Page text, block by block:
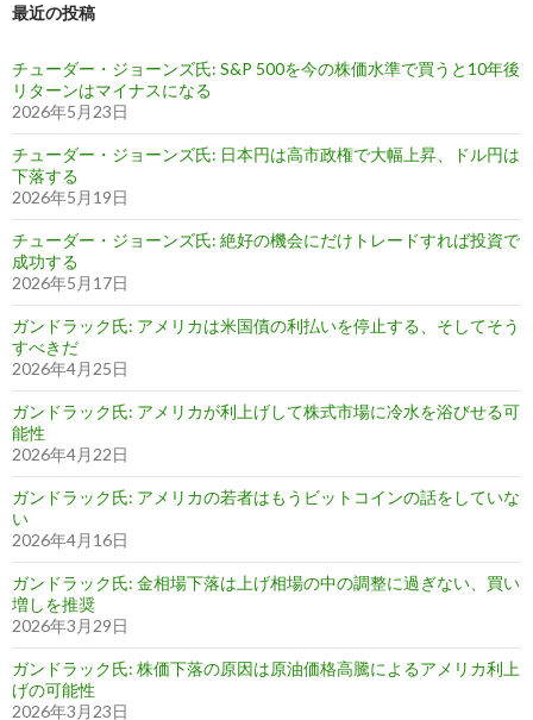
最近の投稿
チューダー・ジョーンズ氏: S&P 500を今の株価水準で買うと10年後
リターンはマイナスになる
2026年5月23日
チューダー・ジョーンズ氏: 日本円は高市政権で大幅上昇、ドル円は
下落する
2026年5月19日
チューダー・ジョーンズ氏: 絶好の機会にだけトレードすれば投資で
成功する
2026年5月17日
ガンドラック氏: アメリカは米国債の利払いを停止する、そしてそう
すべきだ
2026年4月25日
ガンドラック氏: アメリカが利上げして株式市場に冷水を浴びせる可
能性
2026年4月22日
ガンドラック氏: アメリカの若者はもうビットコインの話をしていな
い
2026年4月16日
ガンドラック氏: 金相場下落は上げ相場の中の調整に過ぎない、買い
増しを推奨
2026年3月29日
ガンドラック氏: 株価下落の原因は原油価格高騰によるアメリカ利上
げの可能性
2026年3月23日